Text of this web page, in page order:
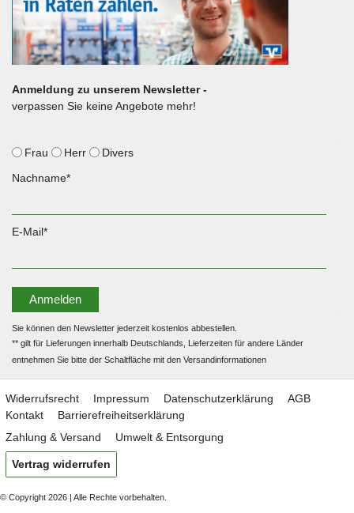
Anmeldung zu unserem Newsletter -
verpassen Sie keine Angebote mehr!
Frau Herr
Divers
Nachname*
E-Mail*
Anmelden
Sie können den Newsletter jederzeit kostenlos abbestellen.
** gilt für Lieferungen innerhalb Deutschlands, Lieferzeiten für andere Länder
entnehmen Sie bitte der Schaltfläche mit den Versandinformationen
Widerrufs­recht Impressum Daten­schutz­erklärung
AGB
Kontakt
Barrierefreiheitserklärung
Zahlung & Versand
Umwelt & Entsorgung
Vertrag widerrufen
© Copyright 2026 | Alle Rechte vorbehalten.